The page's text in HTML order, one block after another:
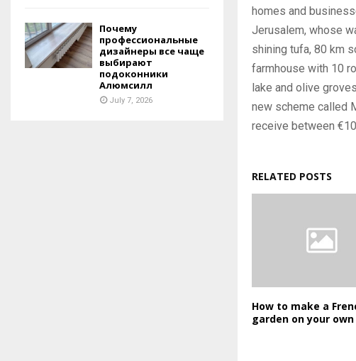
homes and
Jerusalem, whose
shining tufa, 80 km
farmhouse with 10
lake and olive
new scheme called
receive between
RELATED POSTS
How to make a
garden on your
Почему
профессиональные
дизайнеры все чаще
выбирают
подоконники
Алюмсилл
July 7, 2026